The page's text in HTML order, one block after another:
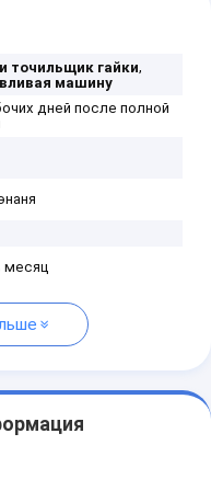
точильщик гайки,
машину
дней после полной
месяц